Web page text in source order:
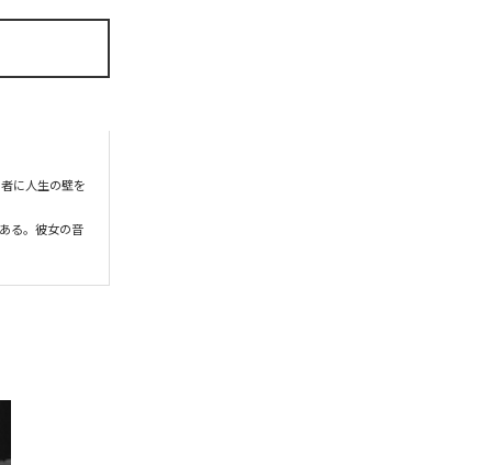
に人生の壁を
る。彼女の音